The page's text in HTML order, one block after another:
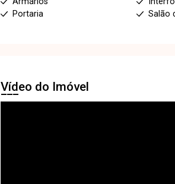
Portaria
Salão
Vídeo do Imóvel